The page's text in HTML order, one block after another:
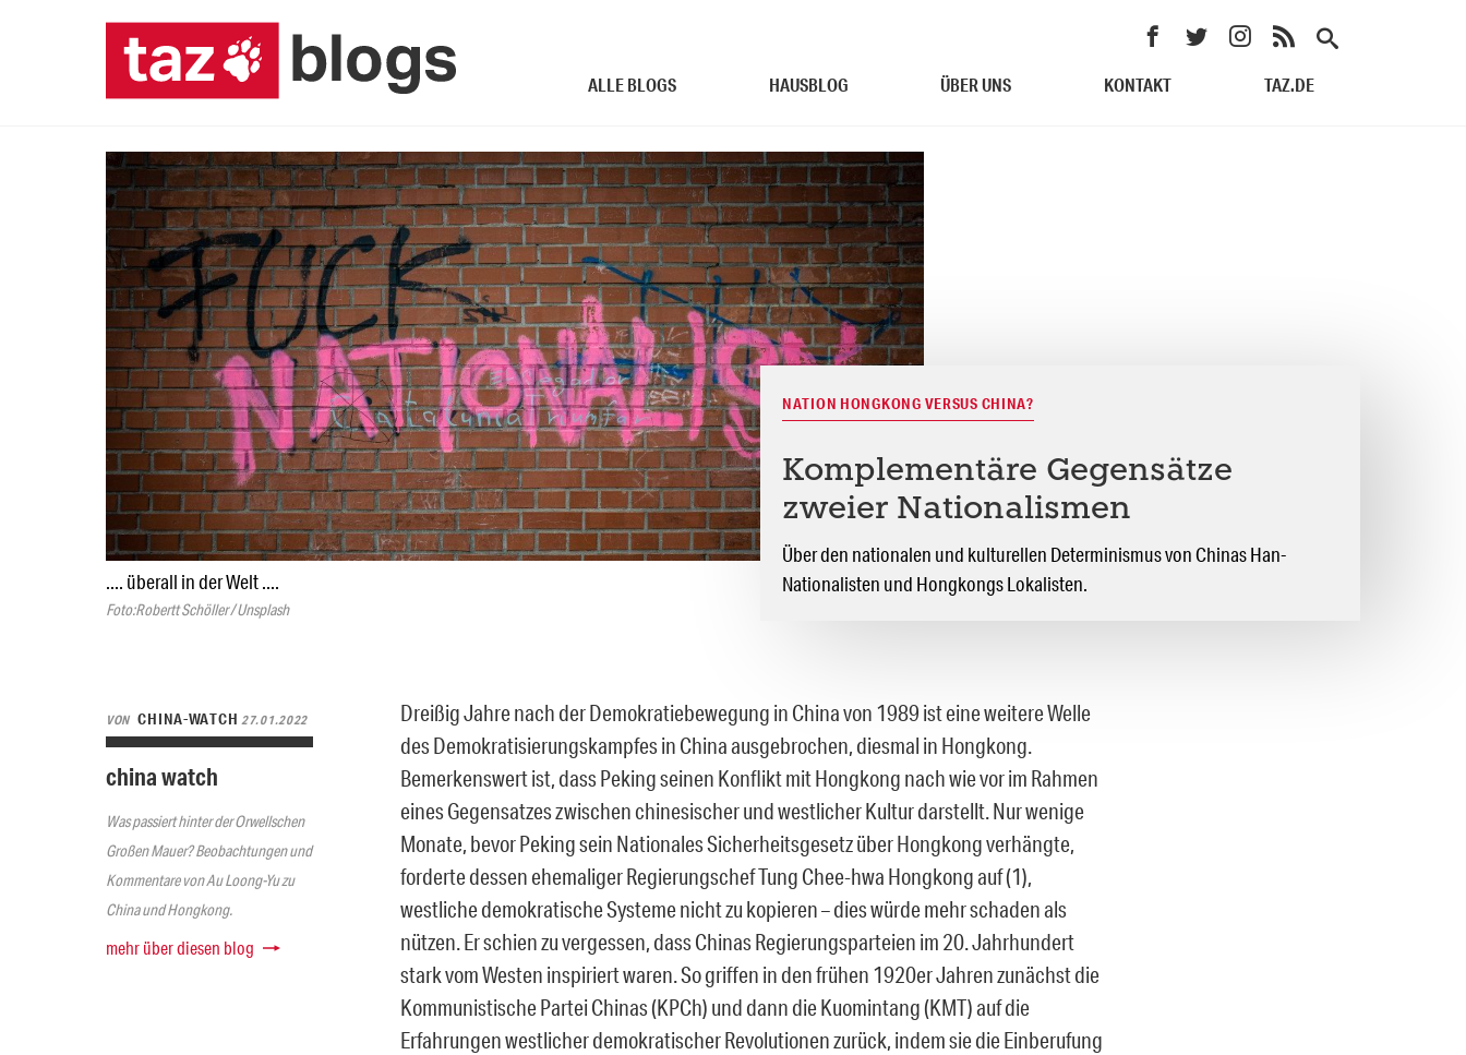
ALLE BLOGS HAUSBLOG ÜBER UNS KONTAKT TAZ.DE
.... überall in der Welt ....
Foto:Robertt Schöller / Unsplash
NATION HONGKONG VERSUS CHINA?
Komplementäre Gegensätze
zweier Nationalismen
Über den nationalen und kulturellen Determinismus von Chinas Han-
Nationalisten und Hongkongs Lokalisten.
VON CHINA-WATCH 27.01.2022
china watch
Was passiert hinter der Orwellschen
Großen Mauer? Beobachtungen und
Kommentare von Au Loong-Yu zu
China und Hongkong.
mehr über diesen blog
Dreißig Jahre nach der Demokratiebewegung in China von 1989 ist eine weitere Welle
des Demokratisierungskampfes in China ausgebrochen, diesmal in Hongkong.
Bemerkenswert ist, dass Peking seinen Konflikt mit Hongkong nach wie vor im Rahmen
eines Gegensatzes zwischen chinesischer und westlicher Kultur darstellt. Nur wenige
Monate, bevor Peking sein Nationales Sicherheitsgesetz über Hongkong verhängte,
forderte dessen ehemaliger Regierungschef Tung Chee-hwa Hongkong auf (1),
westliche demokratische Systeme nicht zu kopieren – dies würde mehr schaden als
nützen. Er schien zu vergessen, dass Chinas Regierungsparteien im 20. Jahrhundert
stark vom Westen inspiriert waren. So griffen in den frühen 1920er Jahren zunächst die
Kommunistische Partei Chinas (KPCh) und dann die Kuomintang (KMT) auf die
Erfahrungen westlicher demokratischer Revolutionen zurück, indem sie die Einberufung